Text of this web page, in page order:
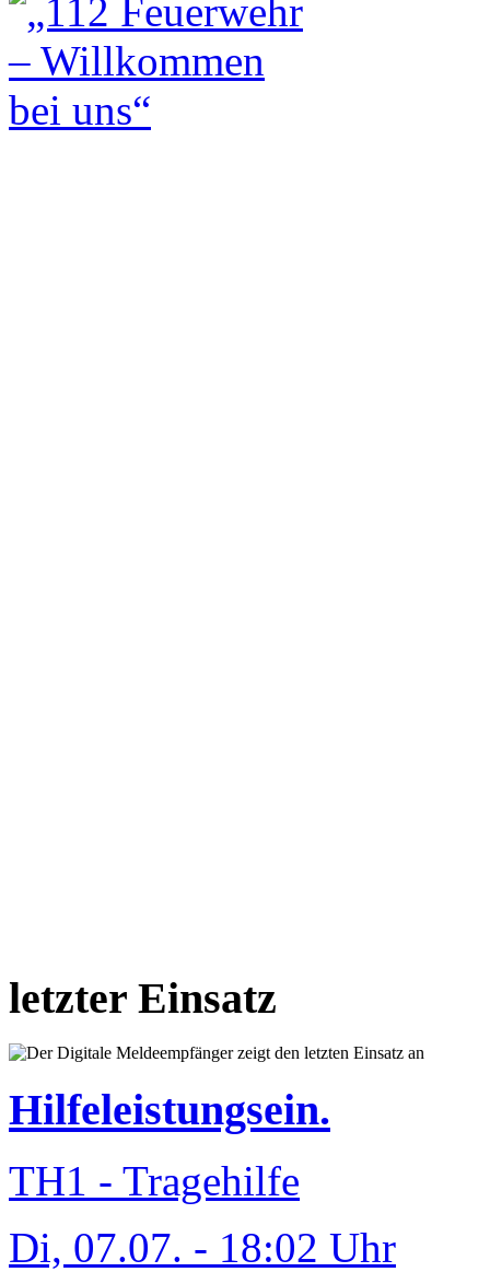
letzter Einsatz
Hilfeleistungsein.
TH1 - Tragehilfe
Di, 07.07. - 18:02 Uhr